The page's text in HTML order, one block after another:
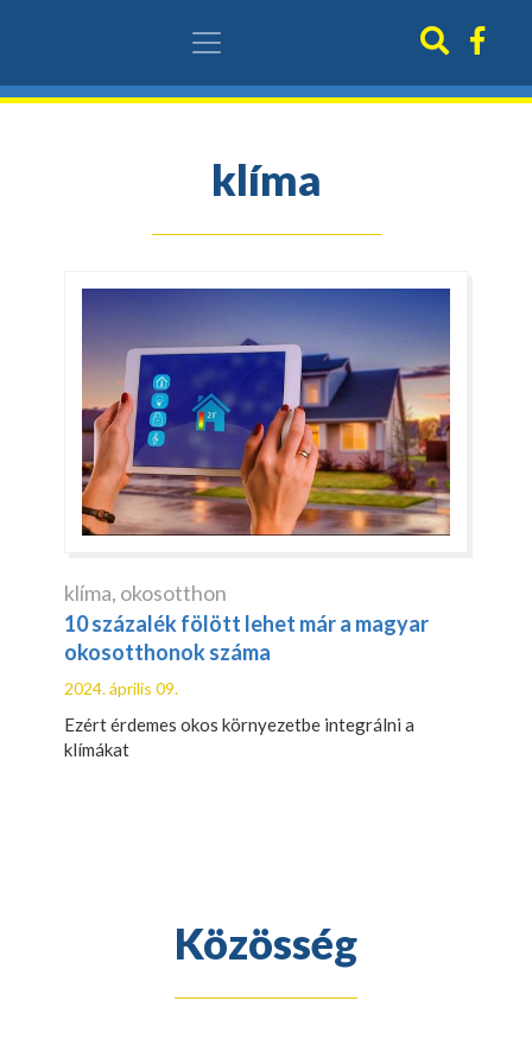
klíma
klíma, okosotthon
10 százalék fölött lehet már a magyar
okosotthonok száma
2024. április 09.
Ezért érdemes okos környezetbe integrálni a
klímákat
Közösség